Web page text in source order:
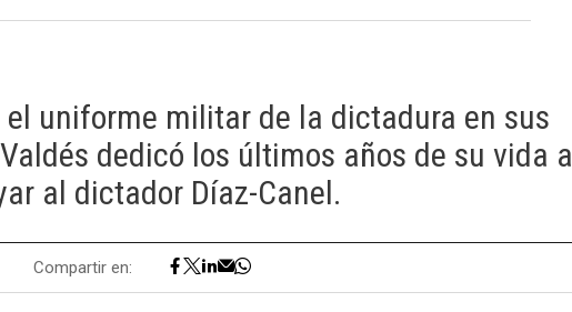
el uniforme militar de la dictadura en sus
dedicó los últimos años de su vida a
al dictador Díaz-Canel.
Compartir en: